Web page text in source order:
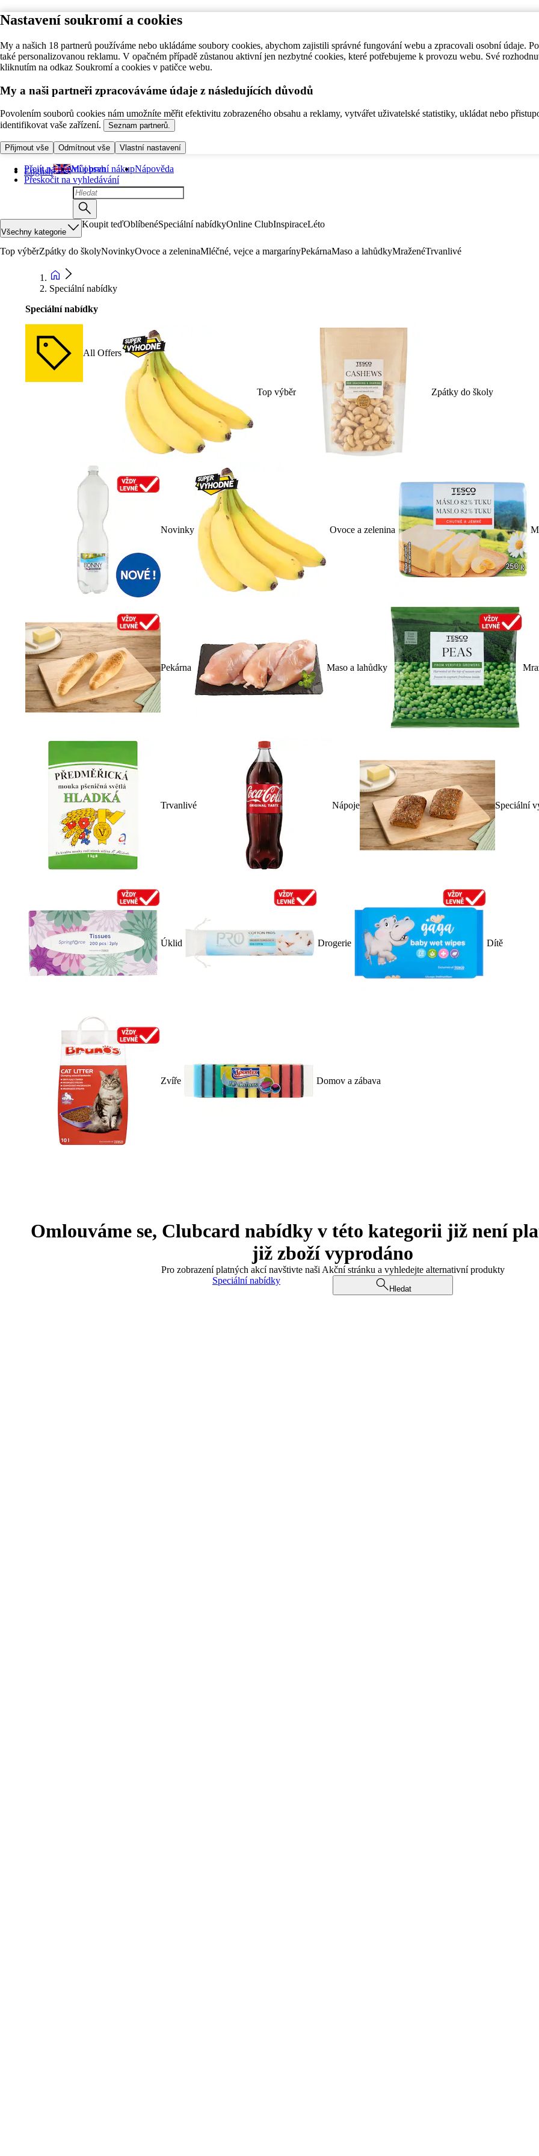
Nastavení soukromí a cookies
My a našich 18 partnerů používáme nebo ukládáme soubory cookies, abychom zajistili správné fungování webu a zpracovali osobní údaje.
také personalizovanou reklamu. V opačném případě zůstanou aktivní jen nezbytné cookies, které potřebujeme k provozu webu. Své
kliknutím na odkaz Soukromí a cookies v patičce webu.
My a naši partneři zpracováváme údaje z následujících důvodů
Povolením souborů cookies nám umožníte měřit efektivitu zobrazeného obsahu a reklamy, vytvářet uživatelské statistiky, ukládat nebo
identifikovat vaše zařízení.
Seznam partnerů.
Přijmout vše Odmítnout vše Vlastní nastavení
Přejít na hlavní obsah
Přeskočit na vyhledávání
English Můj první nákupNápověda
Všechny kategorie
Koupit teďOblíbenéSpeciální nabídkyOnline ClubInspiraceLéto
Top výběrZpátky do školyNovinkyOvoce a zeleninaMléčné, vejce a margarínyPekárnaMaso a lahůdkyMraženéTrvanlivé
Speciální nabídky
Speciální nabídky
All Offers
Top výběr Zpátky do školy
Novinky Ovoce a zelenina
Pekárna Maso a lahůdky
Trvanlivé Nápoje Speciální
Úklid Drogerie Dítě
Zvíře Domov a zábava
Omlouváme se, Clubcard nabídky v této kategorii již není
již zboží vyprodáno
Pro zobrazení platných akcí navštivte naši Akční stránku a vyhledejte alternativní produkty
Speciální nabídky
Hledat